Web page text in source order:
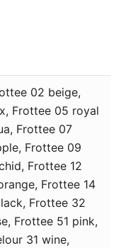
02 beige,
Frottee 05 royal
Frottee 07
Frottee 09
Frottee 12
Frottee 14
Frottee 32
Frottee 51 pink,
31 wine,